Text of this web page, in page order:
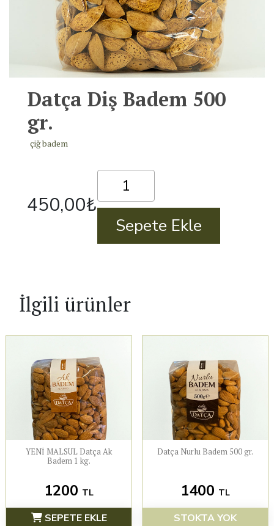
Datça Diş Badem 500
gr.
çiğ badem
450,00₺Badem
Sepete Ekle
İlgili ürünler
YENİ MALSUL Datça Ak
Badem 1 kg.
1200 TL
SEPETE EKLE
Datça Nurlu Badem 500 gr.
1400 TL
STOKTA YOK